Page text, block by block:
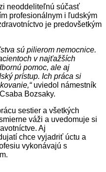
neoddeliteľnú súčasť
profesionálnym i ľudským
je predovšetkým
sú pilierom nemocnice.
v najťažších
pomoc, ale aj
prístup. Ich práca si
uviedol námestník
Bozsaky.
sestier a všetkých
váži a uvedomuje si
Aj
chce vyjadriť úctu a
vykonávajú s